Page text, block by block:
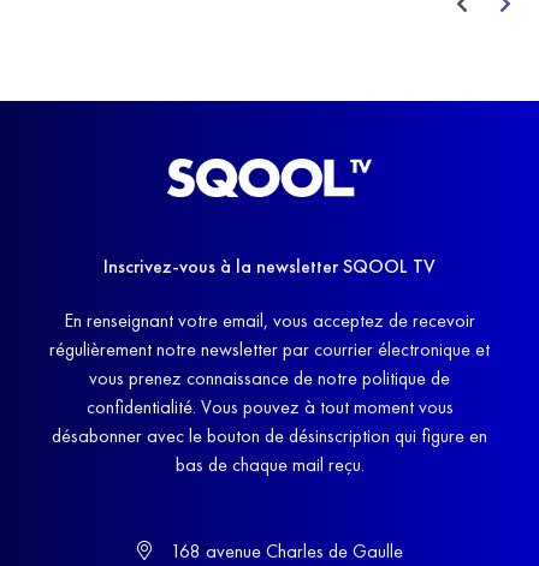
Inscrivez-vous à la newsletter SQOOL TV
En renseignant votre email, vous acceptez de recevoir
régulièrement notre newsletter par courrier électronique et
vous prenez connaissance de notre politique de
confidentialité. Vous pouvez à tout moment vous
désabonner avec le bouton de désinscription qui figure en
bas de chaque mail reçu.
168 avenue Charles de Gaulle